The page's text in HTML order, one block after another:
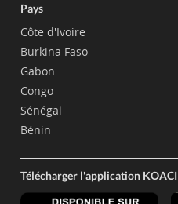
Pays
Côte d'Ivoire
Burkina Faso
Gabon
Congo
Sénégal
Bénin
Télécharger l'application KOACI